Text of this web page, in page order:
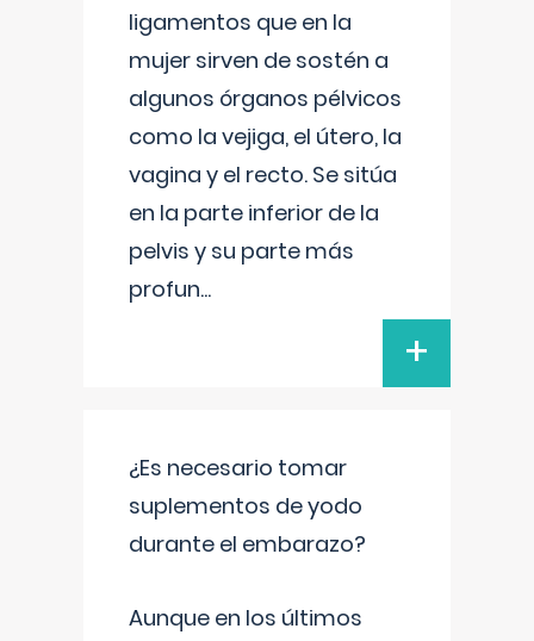
ligamentos que en la
mujer sirven de sostén a
algunos órganos pélvicos
como la vejiga, el útero, la
vagina y el recto. Se sitúa
en la parte inferior de la
pelvis y su parte más
profun...
+
¿Es necesario tomar
suplementos de yodo
durante el embarazo?
Aunque en los últimos